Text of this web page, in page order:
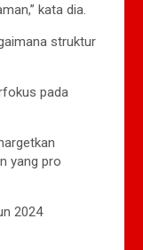
kata dia.
struktur
pada
yang pro
2024